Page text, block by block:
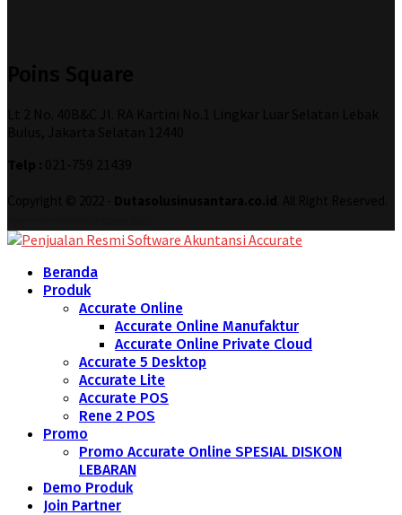
Beranda
Produk
Accurate Online
Accurate Online Manufaktur
Accurate Online Private Cloud
Accurate 5 Desktop
Accurate Lite
Accurate POS
Rene 2 POS
Promo
Promo Accurate Online SPESIAL DISKON
LEBARAN
Demo Produk
Join Partner